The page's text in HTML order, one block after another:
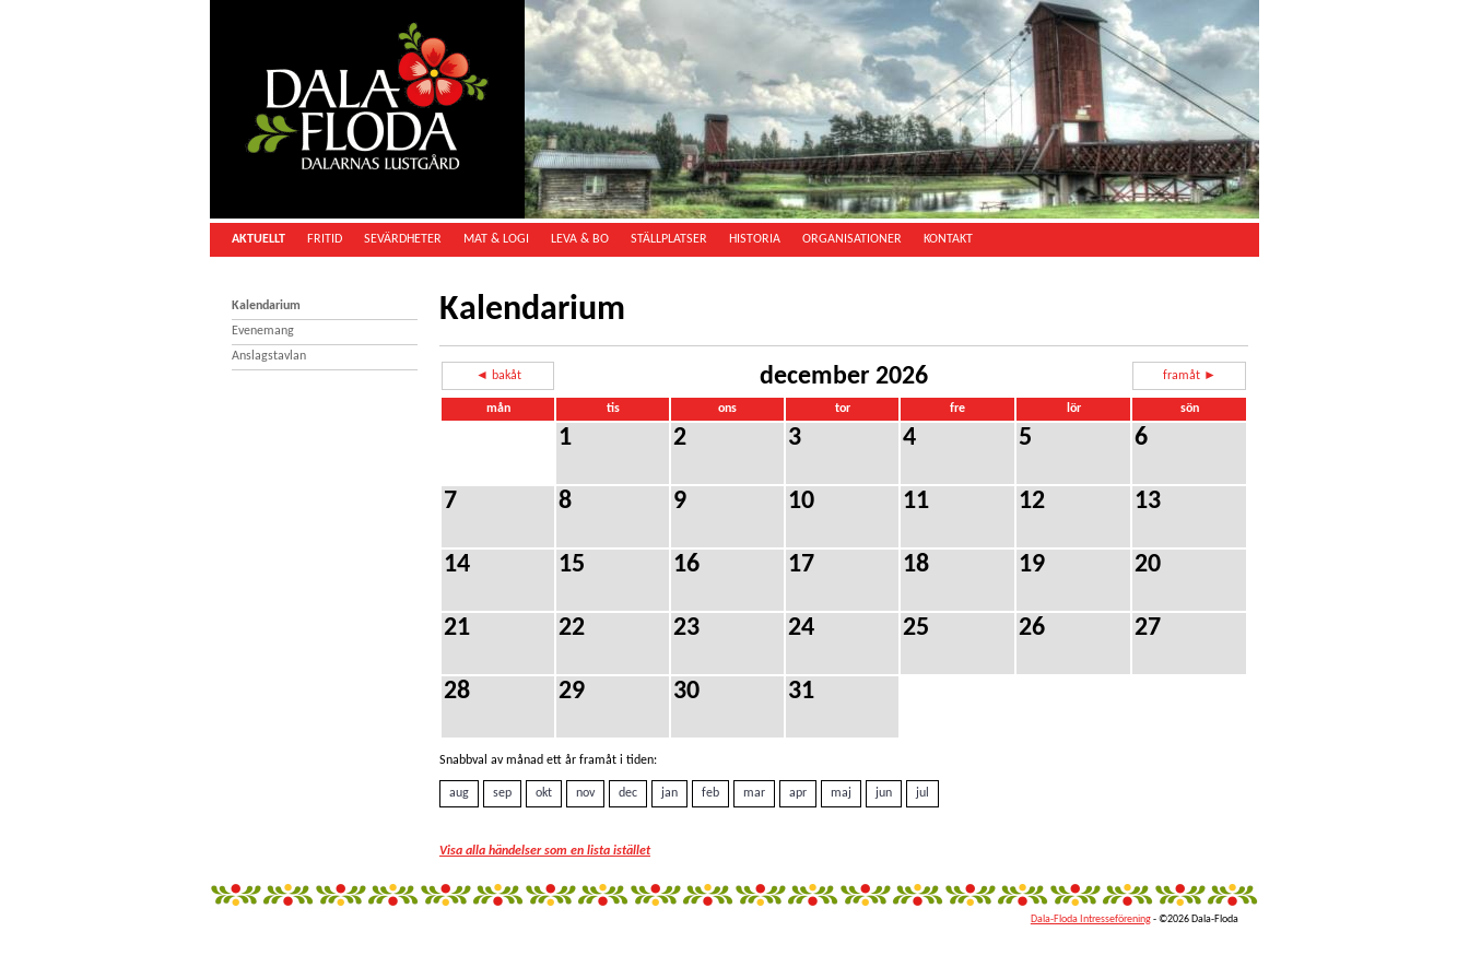
AKTUELLT FRITID SEVÄRDHETER MAT & LOGI LEVA & BO STÄLLPLATSER HISTORIA ORGANISATIONER KONTAKT
Kalendarium
Evenemang
Anslagstavlan
Kalendarium
◄ bakåt december 2026 framåt ►
mån tis ons tor fre lör sön
1 2 3 4 5 6
7 8 9 10 11 12 13
14 15 16 17 18 19 20
21 22 23 24 25 26 27
28 29 30 31
Snabbval av månad ett år framåt i tiden:
aug sep okt nov dec jan feb mar apr maj jun jul
Visa alla händelser som en lista istället
Dala-Floda Intresseförening- ©2026 Dala-Floda